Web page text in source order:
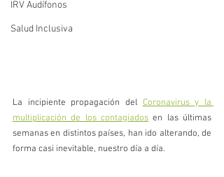
IRV Audífonos
Salud Inclusiva
La incipiente propagación del Coronavirus y la
multiplicación de los contagiados en las últimas
semanas en distintos países, han ido alterando, de
forma casi inevitable, nuestro día a día.